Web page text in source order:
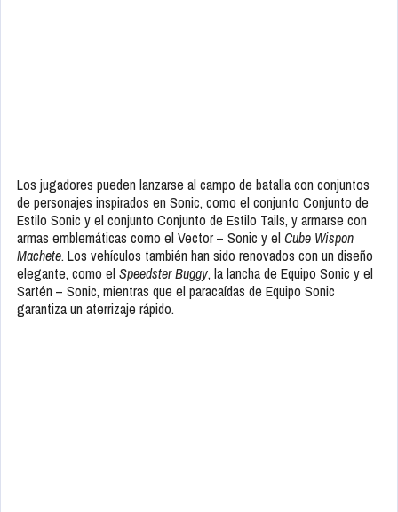
Los jugadores pueden lanzarse al campo de batalla con conjuntos
de personajes inspirados en Sonic, como el conjunto Conjunto de
Estilo Sonic y el conjunto Conjunto de Estilo Tails, y armarse con
armas emblemáticas como el Vector – Sonic y el Cube Wispon
Machete. Los vehículos también han sido renovados con un diseño
elegante, como el Speedster Buggy, la lancha de Equipo Sonic y el
Sartén – Sonic, mientras que el paracaídas de Equipo Sonic
garantiza un aterrizaje rápido.